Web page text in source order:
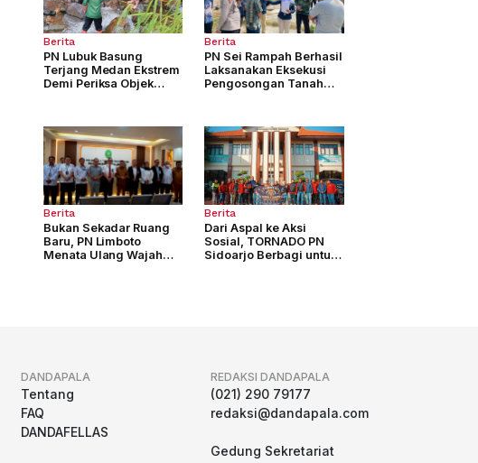
Berita
PN Lubuk Basung
Terjang Medan Ekstrem
Demi Periksa Objek
Berita
PN Sei Rampah Berhasil
Laksanakan Eksekusi
Pengosongan Tanah
Berita
Bukan Sekadar Ruang
Baru, PN Limboto
Menata Ulang Wajah
Berita
Dari Aspal ke Aksi
Sosial, TORNADO PN
Sidoarjo Berbagi untuk
DANDAPALA
Tentang
FAQ
DANDAFELLAS
REDAKSI DANDAPALA
(021) 290 79177
redaksi@dandapala.com
Gedung Sekretariat